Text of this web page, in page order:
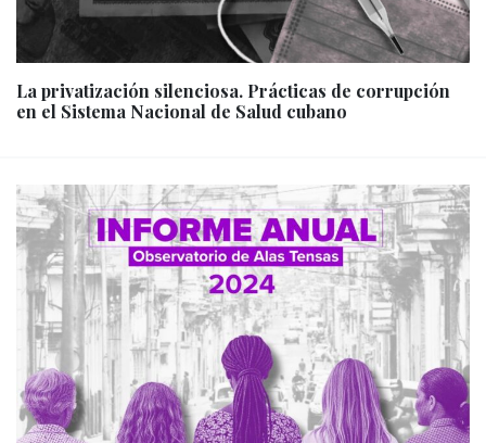
La privatización silenciosa. Prácticas de corrupción
en el Sistema Nacional de Salud cubano